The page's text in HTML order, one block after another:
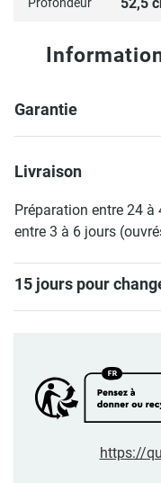
Garantie
Livraison
Préparation entre 24
entre 3 à 6 jours
15 jours pour
https://